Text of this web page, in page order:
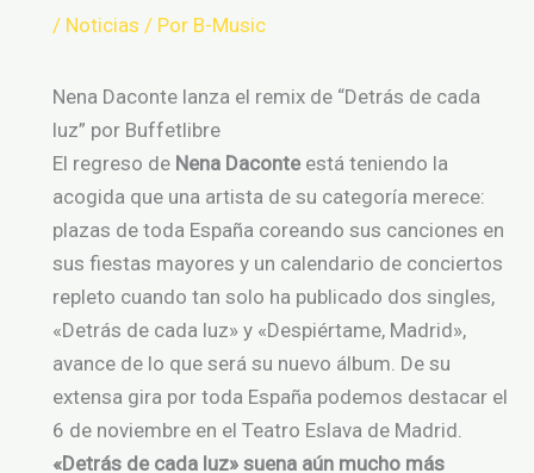
/ Noticias / Por B-Music
Nena Daconte lanza el remix de “Detrás de cada
luz” por Buffetlibre
El regreso de Nena Daconteestá teniendo la
acogida que una artista de su categoría merece:
plazas de toda España coreando sus canciones en
sus fiestas mayores y un calendario de conciertos
repleto cuando tan solo ha publicado dos singles,
«Detrás de cada luz» y «Despiértame, Madrid»,
avance de lo que será su nuevo álbum. De su
extensa gira por toda España podemos destacar el
6 de noviembre en el Teatro Eslava de Madrid.
«Detrás de cada luz» suena aún mucho más